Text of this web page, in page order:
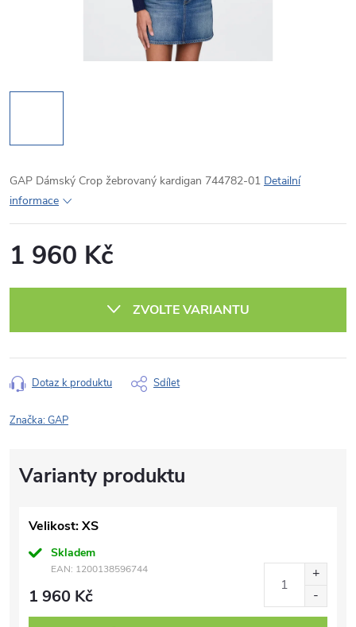
GAP Dámský Crop žebrovaný kardigan 744782-01 Detailní
informace
1 960 Kč
ZVOLTE VARIANTU
Dotaz k produktu Sdílet
Značka:GAP
Velikost: XS
Skladem
EAN: 1200138596744
1 960 Kč